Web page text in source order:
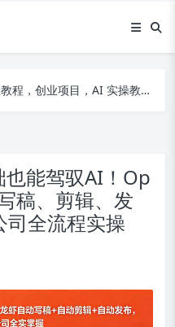
，电商干货，精品网盘资源，线上副业技巧，短视频创作教程
也能驾驭AI！Op
稿、剪辑、发
司全流程实操